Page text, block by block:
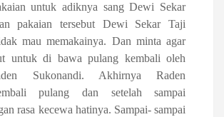
untuk adiknya sang Dewi Sekar
pakaian tersebut Dewi Sekar Taji
mau memakainya. Dan minta agar
untuk di bawa pulang kembali oleh
Sukonandi. Akhirnya Raden
pulang dan setelah sampai
rasa kecewa hatinya. Sampai- sampai